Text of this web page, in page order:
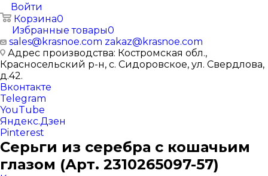
Войти
Корзина0
Избранные товары0
sales@krasnoe.com zakaz@krasnoe.com
Адрес производства: Костромская обл.,
Красносельский р-н, с. Сидоровское, ул. Свердлова,
д.42.
Вконтакте
Telegram
YouTube
Яндекс.Дзен
Pinterest
Серьги из серебра с кошачьим
глазом (Арт. 2310265097-57)